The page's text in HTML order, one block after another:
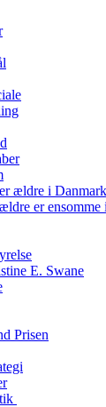
ældre i
er ensomme
E. Swane
Prisen